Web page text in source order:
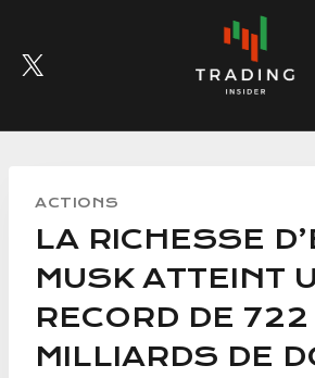
content
ACTIONS
LA RICHESSE
MUSK ATTEINT
RECORD DE 722
MILLIARDS DE